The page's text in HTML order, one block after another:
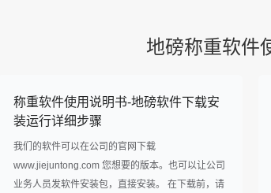
地磅称重软件
称重软件使用说明书-地磅软件下载安
装运行详细步骤
我们的软件可以在公司的官网下载
www.jiejuntong.com 您想要的版本。也可以让公司
业务人员发软件安装包，直接安装。 在下载前，请